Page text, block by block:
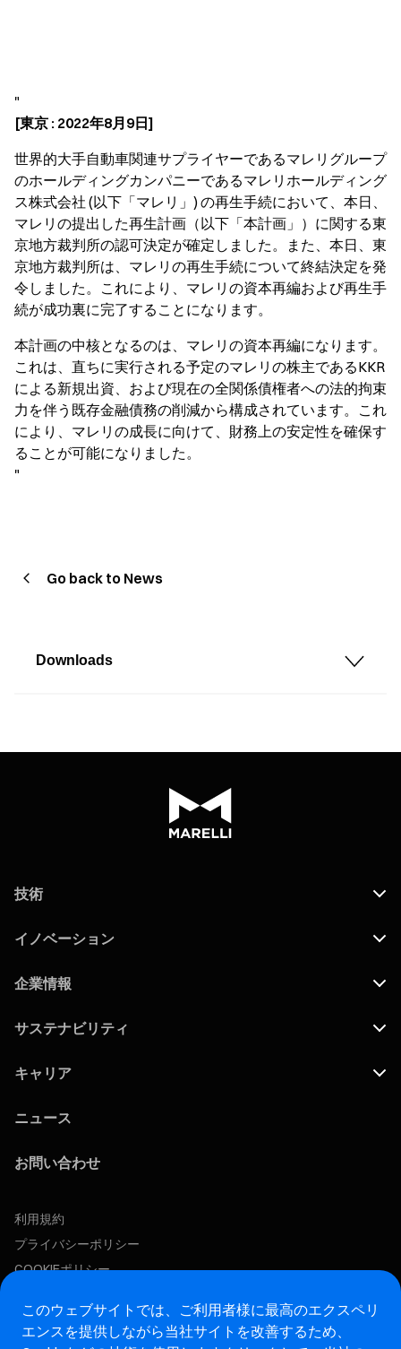
"
[東京 : 2022年8月9日]
世界的大手自動車関連サプライヤーであるマレリグループ
のホールディングカンパニーであるマレリホールディング
ス株式会社 (以下「マレリ」) の再生手続において、本日、
マレリの提出した再生計画（以下「本計画」）に関する東
京地方裁判所の認可決定が確定しました。また、本日、東
京地方裁判所は、マレリの再生手続について終結決定を発
令しました。これにより、マレリの資本再編および再生手
続が成功裏に完了することになります。
本計画の中核となるのは、マレリの資本再編になります。
これは、直ちに実行される予定のマレリの株主であるKKR
による新規出資、および現在の全関係債権者への法的拘束
力を伴う既存金融債務の削減から構成されています。これ
により、マレリの成長に向けて、財務上の安定性を確保す
ることが可能になりました。
"
Go back to News
Downloads
技術
イノベーション
企業情報
サステナビリティ
キャリア
ニュース
お問い合わせ
利用規約
プライバシーポリシー
COOKIEポリシー
この求人に応募する
このウェブサイトでは、ご利用者様に最高のエクスペリ
エンスを提供しながら当社サイトを改善するため、